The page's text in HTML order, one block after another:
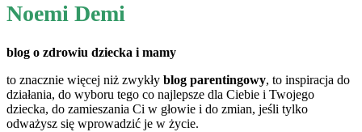
Noemi Demi
blog o zdrowiu dziecka i mamy
to znacznie więcej niż zwykły blog parentingowy, to inspiracja do
działania, do wyboru tego co najlepsze dla Ciebie i Twojego
dziecka, do zamieszania Ci w głowie i do zmian, jeśli tylko
odważysz się wprowadzić je w życie.